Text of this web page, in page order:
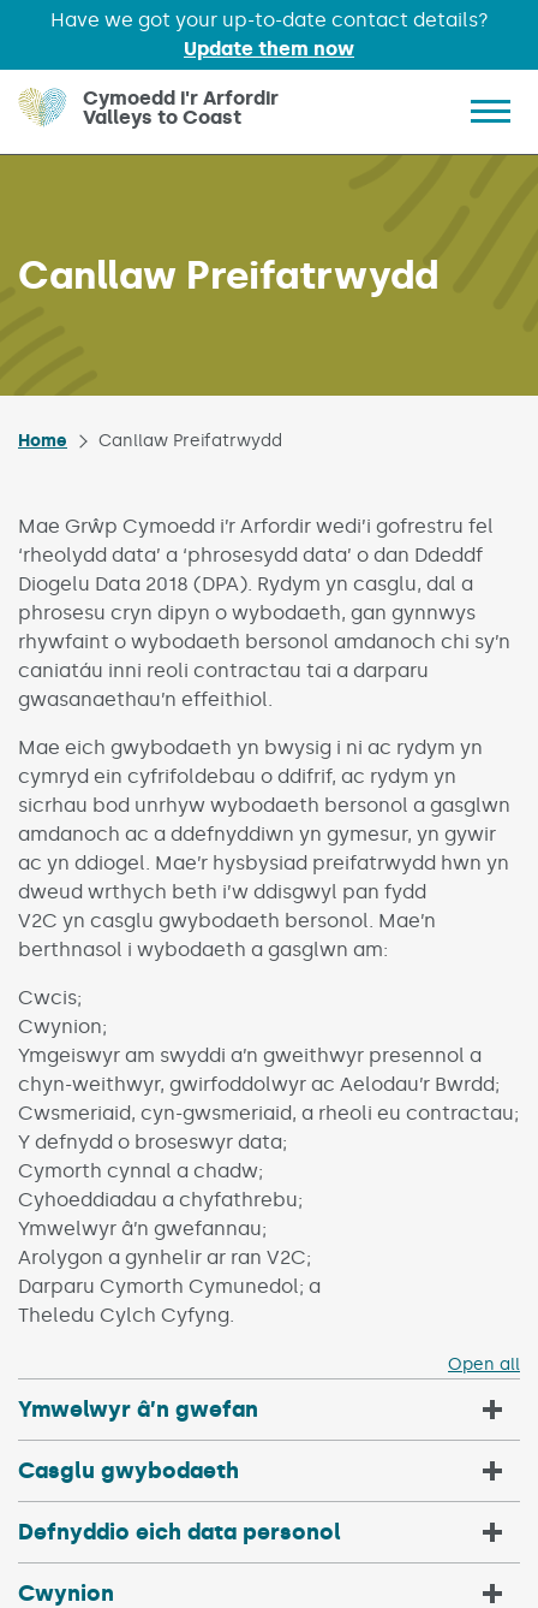
Have we got your up-to-date contact details?
Update them now
Skip to main content
Cymoedd i'r Arfordir
Valleys to Coast
Canllaw Preifatrwydd
Home Canllaw Preifatrwydd
Mae Grŵp Cymoedd i’r Arfordir wedi’i gofrestru fel
‘rheolydd data’ a ‘phrosesydd data’ o dan Ddeddf
Diogelu Data 2018 (DPA). Rydym yn casglu, dal a
phrosesu cryn dipyn o wybodaeth, gan gynnwys
rhywfaint o wybodaeth bersonol amdanoch chi sy’n
caniatáu inni reoli contractau tai a darparu
gwasanaethau’n effeithiol.
Mae eich gwybodaeth yn bwysig i ni ac rydym yn
cymryd ein cyfrifoldebau o ddifrif, ac rydym yn
sicrhau bod unrhyw wybodaeth bersonol a gasglwn
amdanoch ac a ddefnyddiwn yn gymesur, yn gywir
ac yn ddiogel. Mae’r hysbysiad preifatrwydd hwn yn
dweud wrthych beth i’w ddisgwyl pan fydd
V2C yn casglu gwybodaeth bersonol. Mae’n
berthnasol i wybodaeth a gasglwn am:
Cwcis;
Cwynion;
Ymgeiswyr am swyddi a’n gweithwyr presennol a
chyn-weithwyr, gwirfoddolwyr ac Aelodau’r Bwrdd;
Cwsmeriaid, cyn-gwsmeriaid, a rheoli eu contractau;
Y defnydd o broseswyr data;
Cymorth cynnal a chadw;
Cyhoeddiadau a chyfathrebu;
Ymwelwyr â’n gwefannau;
Arolygon a gynhelir ar ran V2C;
Darparu Cymorth Cymunedol; a
Theledu Cylch Cyfyng.
Open all
Ymwelwyr â’n gwefan
Casglu gwybodaeth
Defnyddio eich data personol
Cwynion